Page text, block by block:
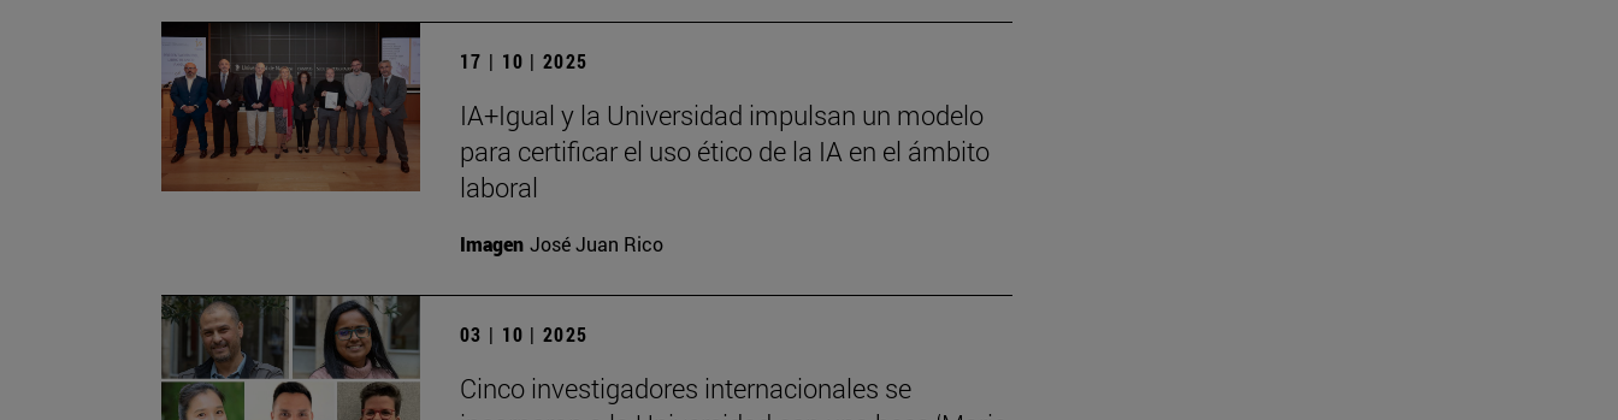
17 | 10 | 2025
IA+Igual y la Universidad impulsan un modelo
para certificar el uso ético de la IA en el ámbito
laboral
Imagen José Juan Rico
03 | 10 | 2025
Cinco investigadores internacionales se